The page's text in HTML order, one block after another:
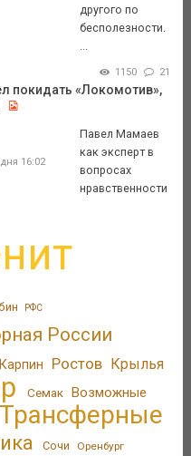
другого по
бесполезности.
...
1150 21
покидать «Локомотив»,
16:02
Павел Мамаев
как эксперт в
вопросах
нравственности
РФС
России
Карпин Ростов
Крылья
Семак Возможные
Трансферные
Сочи Оренбург